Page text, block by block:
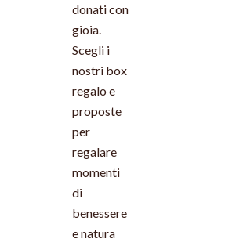
donati con
gioia.
Scegli i
nostri box
regalo e
proposte
per
regalare
momenti
di
benessere
e natura